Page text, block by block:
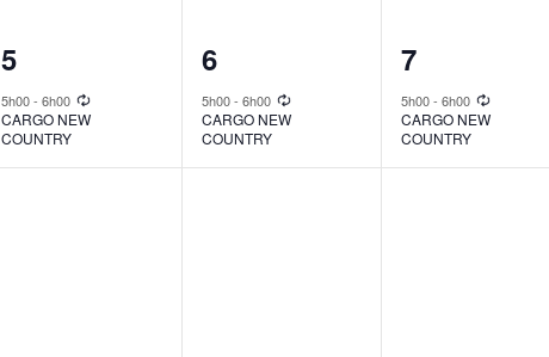
1
event,
5
5h00- 6h00
CARGO NEW
COUNTRY
1
event,
6
5h00- 6h00
CARGO NEW
COUNTRY
1
event,
7
5h00-6h00
CARGO NEW
COUNTRY